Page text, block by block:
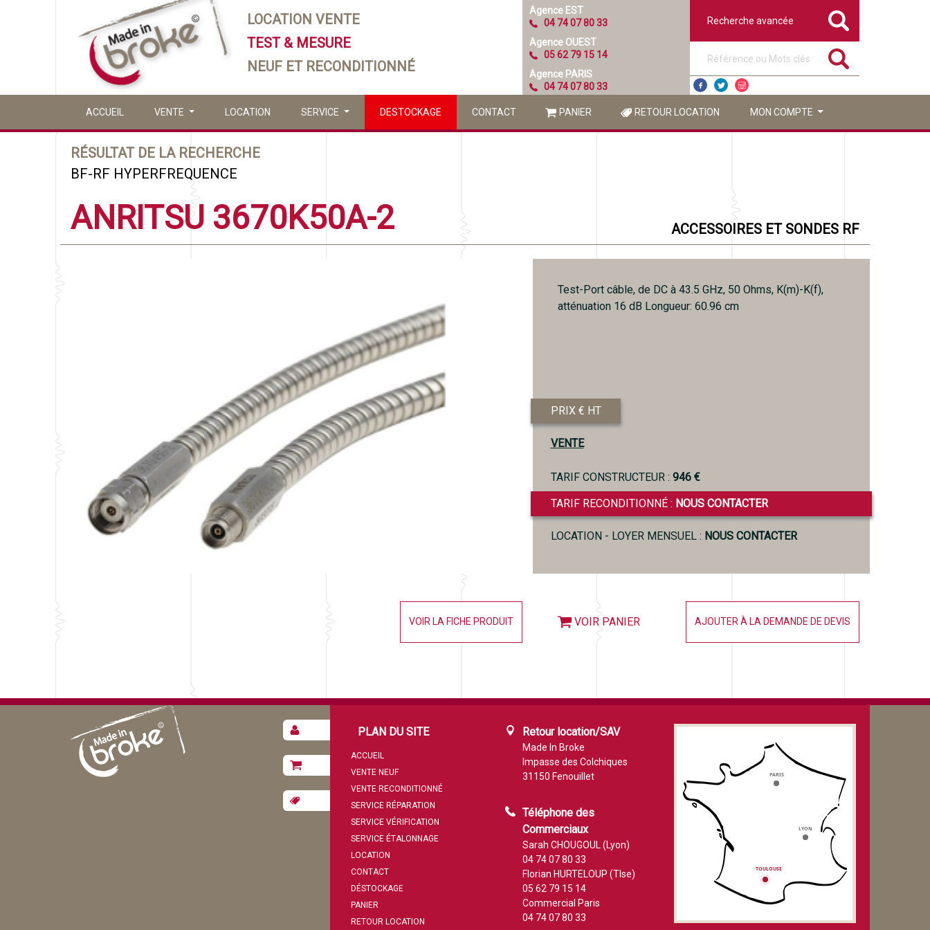
LOCATION VENTE
TEST & MESURE
NEUF ET RECONDITIONNÉ
Agence EST
04 74 07 80 33
Agence OUEST
05 62 79 15 14
Agence PARIS
04 74 07 80 33
Recherche avancée
ACCUEIL VENTE LOCATION SERVICE DESTOCKAGE CONTACT PANIER RETOUR LOCATION MON COMPTE
RÉSULTAT DE LA RECHERCHE
BF-RF HYPERFREQUENCE
ANRITSU 3670K50A-2 ACCESSOIRES ET SONDES RF
Test-Port câble, de DC à 43.5 GHz, 50 Ohms, K(m)-K(f),
atténuation 16 dB Longueur: 60.96 cm
PRIX € HT
VENTE
TARIF CONSTRUCTEUR : 946 €
TARIF RECONDITIONNÉ : NOUS CONTACTER
LOCATION - LOYER MENSUEL : NOUS CONTACTER
VOIR LA FICHE PRODUIT VOIR PANIER AJOUTER À LA DEMANDE DE DEVIS
PLAN DU SITE
ACCUEIL
VENTE NEUF
VENTE RECONDITIONNÉ
SERVICE RÉPARATION
SERVICE VÉRIFICATION
SERVICE ÉTALONNAGE
LOCATION
CONTACT
DÉSTOCKAGE
PANIER
RETOUR LOCATION
Retour location/SAV
Made In Broke
Impasse des Colchiques
31150 Fenouillet
Téléphone des
Commerciaux
Sarah CHOUGOUL (Lyon)
04 74 07 80 33
Florian HURTELOUP (Tlse)
05 62 79 15 14
Commercial Paris
04 74 07 80 33